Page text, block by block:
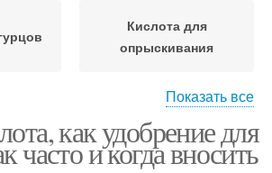
Кислота для
опрыскивания
Борная подкормка
Показать все
как удобрение для
часто и когда вносить